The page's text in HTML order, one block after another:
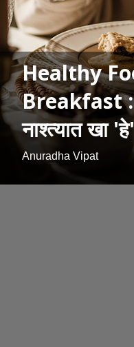
Healthy
Breakfast :
नाश्त्यात खा 'हे'
Anuradha Vipat